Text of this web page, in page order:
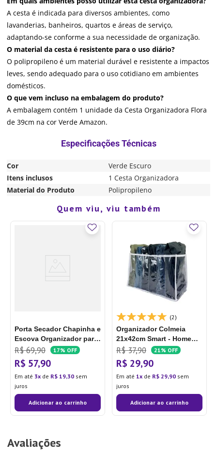
A cesta é indicada para diversos ambientes, como
lavanderias, banheiros, quartos e áreas de serviço,
adaptando-se conforme a sua necessidade de organização.
O material da cesta é resistente para o uso diário?
O polipropileno é um material durável e resistente a impactos
leves, sendo adequado para o uso cotidiano em ambientes
domésticos.
O que vem incluso na embalagem do produto?
A embalagem contém 1 unidade da Cesta Organizadora Flora
de 39cm na cor Verde Amazon.
Cor
Verde Escuro
Itens inclusos
1 Cesta Organizadora
Material do Produto
Polipropileno
Quem viu, viu também
Porta Secador Chapinha e
Escova Organizador para
Banheiro - Ordene
R$ 69,90 17% OFF
R$ 57,90
Em até 3 de R$ 19,30 sem
juros
Adicionar ao carrinho
(2)
Organizador Colmeia
21x42cm Smart - Home
Space
R$ 37,90 21% OFF
R$ 29,90
Em até 1 de R$ 29,90 sem
juros
Adicionar ao carrinho
Avaliações